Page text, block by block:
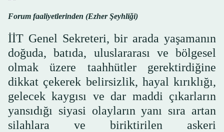
Forum faaliyetlerinden (Ezher Şeyhliği)
İİT Genel Sekreteri, bir arada yaşamanın
doğuda, batıda, uluslararası ve bölgesel
olmak üzere taahhütler gerektirdiğine
dikkat çekerek belirsizlik, hayal kırıklığı,
gelecek kaygısı ve dar maddi çıkarların
yansıdığı siyasi olayların yanı sıra artan
silahlara ve biriktirilen askeri